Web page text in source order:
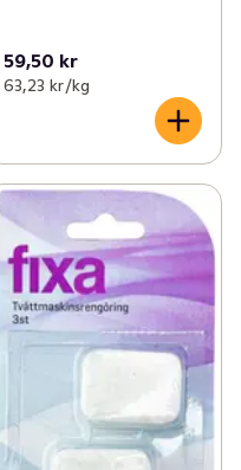
59,50 kr
63,23 kr /kg